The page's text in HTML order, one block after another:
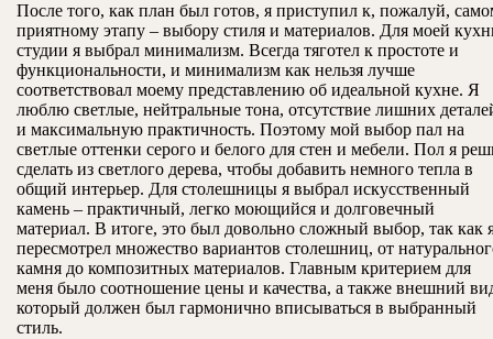
После того, как план был готов, я приступил к, пожалуй,
приятному этапу – выбору стиля и материалов. Для моей
студии я выбрал минимализм. Всегда тяготел к простоте и
функциональности, и минимализм как нельзя лучше
соответствовал моему представлению об идеальной кухне. Я
люблю светлые, нейтральные тона, отсутствие лишних
и максимальную практичность. Поэтому мой выбор пал на
светлые оттенки серого и белого для стен и мебели. Пол я
сделать из светлого дерева, чтобы добавить немного тепла в
общий интерьер. Для столешницы я выбрал искусственный
камень – практичный, легко моющийся и долговечный
материал. В итоге, это был довольно сложный выбор, так как
пересмотрел множество вариантов столешниц, от
камня до композитных материалов. Главным критерием для
меня было соотношение цены и качества, а также внешний
который должен был гармонично вписываться в выбранный
стиль.